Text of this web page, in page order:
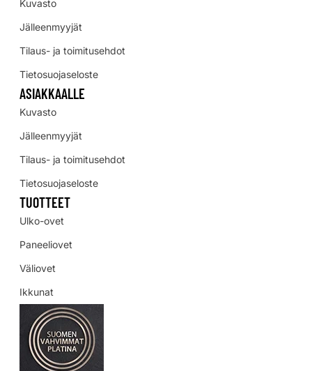
Kuvasto
Jälleenmyyjät
Tilaus- ja toimitusehdot
Tietosuojaseloste
ASIAKKAALLE
Kuvasto
Jälleenmyyjät
Tilaus- ja toimitusehdot
Tietosuojaseloste
TUOTTEET
Ulko-ovet
Paneeliovet
Väliovet
Ikkunat